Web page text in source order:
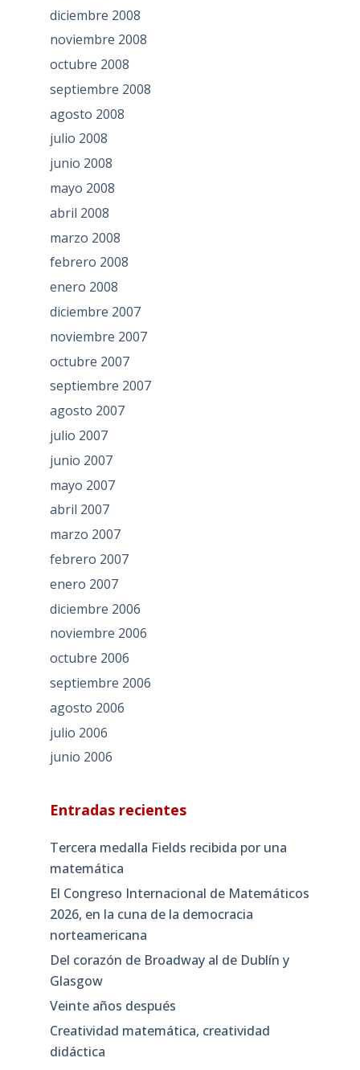
diciembre 2008
noviembre 2008
octubre 2008
septiembre 2008
agosto 2008
julio 2008
junio 2008
mayo 2008
abril 2008
marzo 2008
febrero 2008
enero 2008
diciembre 2007
noviembre 2007
octubre 2007
septiembre 2007
agosto 2007
julio 2007
junio 2007
mayo 2007
abril 2007
marzo 2007
febrero 2007
enero 2007
diciembre 2006
noviembre 2006
octubre 2006
septiembre 2006
agosto 2006
julio 2006
junio 2006
Entradas recientes
Tercera medalla Fields recibida por una
matemática
El Congreso Internacional de Matemáticos
2026, en la cuna de la democracia
norteamericana
Del corazón de Broadway al de Dublín y
Glasgow
Veinte años después
Creatividad matemática, creatividad
didáctica